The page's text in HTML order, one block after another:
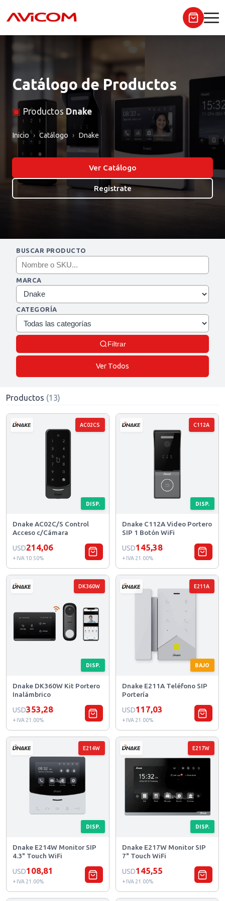
Catálogo de Productos
▣ Productos Dnake
Inicio Catálogo Dnake
Ver Catálogo
Registrate
BUSCAR PRODUCTO
MARCA
CATEGORÍA
Filtrar
Ver Todos
Productos (13)
AC02CS
DISP.
Dnake AC02C/S Control
Acceso c/Cámara
USD214,06
+ IVA 10.50%
C112A
DISP.
Dnake C112A Video Portero
SIP 1 Botón WiFi
USD145,38
+ IVA 21.00%
DK360W
DISP.
Dnake DK360W Kit Portero
Inalámbrico
USD353,28
+ IVA 21.00%
E211A
BAJO
Dnake E211A Teléfono SIP
Portería
USD117,03
+ IVA 21.00%
E214W
DISP.
Dnake E214W Monitor SIP
4.3" Touch WiFi
USD108,81
+ IVA 21.00%
E217W
DISP.
Dnake E217W Monitor SIP
7" Touch WiFi
USD145,55
+ IVA 21.00%